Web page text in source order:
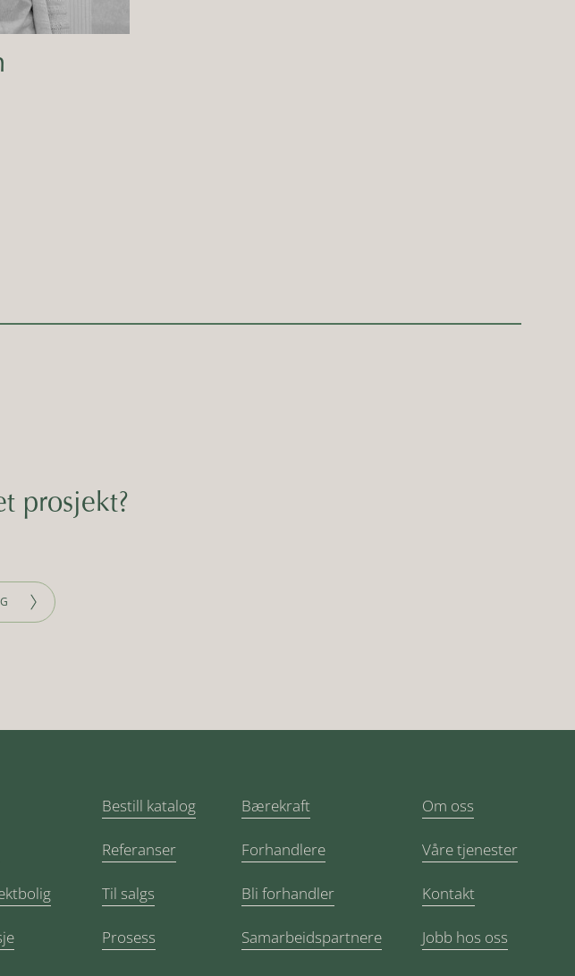
prosjekt?
Bestill katalog
Referanser
Til salgs
Prosess
Bærekraft
Forhandlere
Bli forhandler
Samarbeidspartnere
Om oss
Våre tjenester
Kontakt
Jobb hos oss